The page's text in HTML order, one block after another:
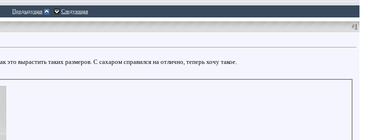
Предыдущая Следующая
#1
это вырастить таких размеров. С сахаром справился на отлично, теперь хочу такое.